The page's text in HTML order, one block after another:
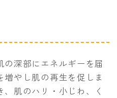
の深部にエネルギーを届
増やし肌の再生を促しま
肌のハリ・小じわ、く